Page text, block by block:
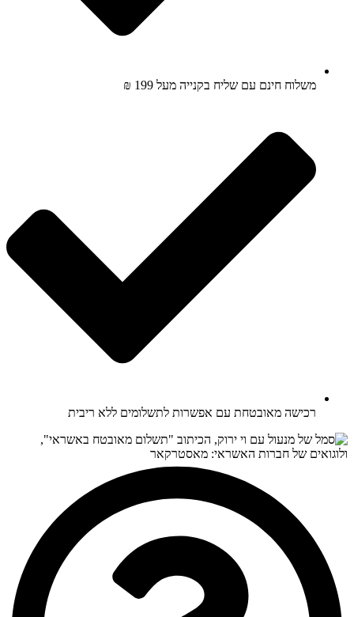
משלוח חינם עם שליח בקנייה מעל 199 ₪
רכישה מאובטחת עם אפשרות לתשלומים ללא ריבית